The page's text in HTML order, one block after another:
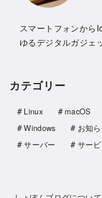
スマートフォンから
ゆるデジタルガジェ
カテゴリー
Linux macOS
Windows
お知
サーバー
サー